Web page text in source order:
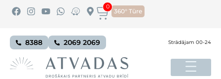
360° Tūre
0
8388 2069 2069 Strādājam 00-24